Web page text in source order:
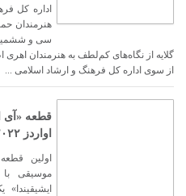
اداره کل
هنرمندان
سی‌ و ششمین
گلایه از نگاه‌های کم‌لطف به هنرمندان اهری
از سوی اداره‌ کل فرهنگ و ارشاد اسلامی ...
قطعه «آی
اواردز ۲۰۲۲
اولین قطعه
موسیقی با